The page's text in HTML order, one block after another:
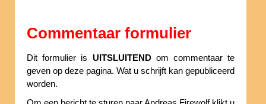
Commentaar formulier
Dit formulier is UITSLUITENDom commentaar te
geven op deze pagina. Wat u schrijft kan gepubliceerd
worden.